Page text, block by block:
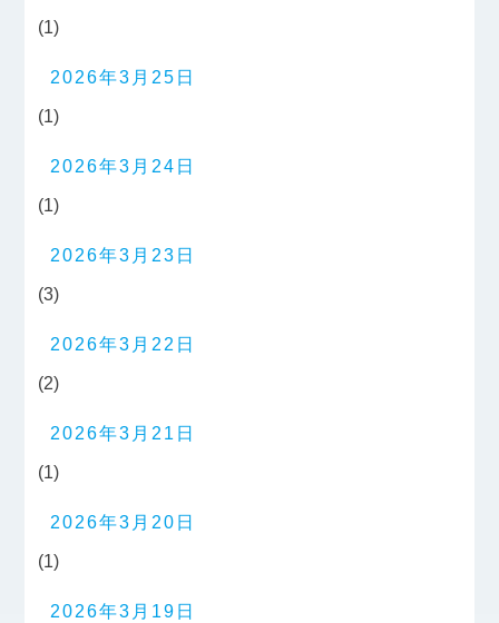
(1)
2026年3月25日
(1)
2026年3月24日
(1)
2026年3月23日
(3)
2026年3月22日
(2)
2026年3月21日
(1)
2026年3月20日
(1)
2026年3月19日